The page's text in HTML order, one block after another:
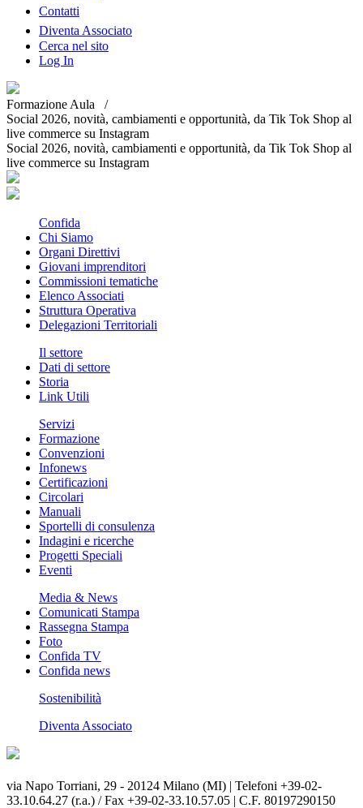
Contatti
Diventa Associato
Cerca nel sito
Log In
Formazione Aula /
Social 2026, novità, cambiamenti e opportunità, da Tik Tok Shop al
live commerce su Instagram
Social 2026, novità, cambiamenti e opportunità, da Tik Tok Shop al
live commerce su Instagram
Confida
Chi Siamo
Organi Direttivi
Giovani imprenditori
Commissioni tematiche
Elenco Associati
Struttura Operativa
Delegazioni Territoriali
Il settore
Dati di settore
Storia
Link Utili
Servizi
Formazione
Convenzioni
Infonews
Certificazioni
Circolari
Manuali
Sportelli di consulenza
Indagini e ricerche
Progetti Speciali
Eventi
Media & News
Comunicati Stampa
Rassegna Stampa
Foto
Confida TV
Confida news
Sostenibilità
Diventa Associato
via Napo Torriani, 29 - 20124 Milano (MI) | Telefoni +39-02-
33.10.64.27 (r.a.) / Fax +39-02-33.10.57.05 | C.F. 80197290150